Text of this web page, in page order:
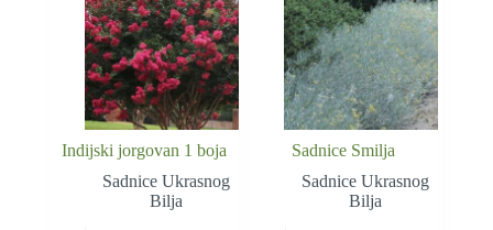
Indijski jorgovan 1 boja
Sadnice Ukrasnog
Bilja
Sadnice Smilja
Sadnice Ukrasnog
Bilja